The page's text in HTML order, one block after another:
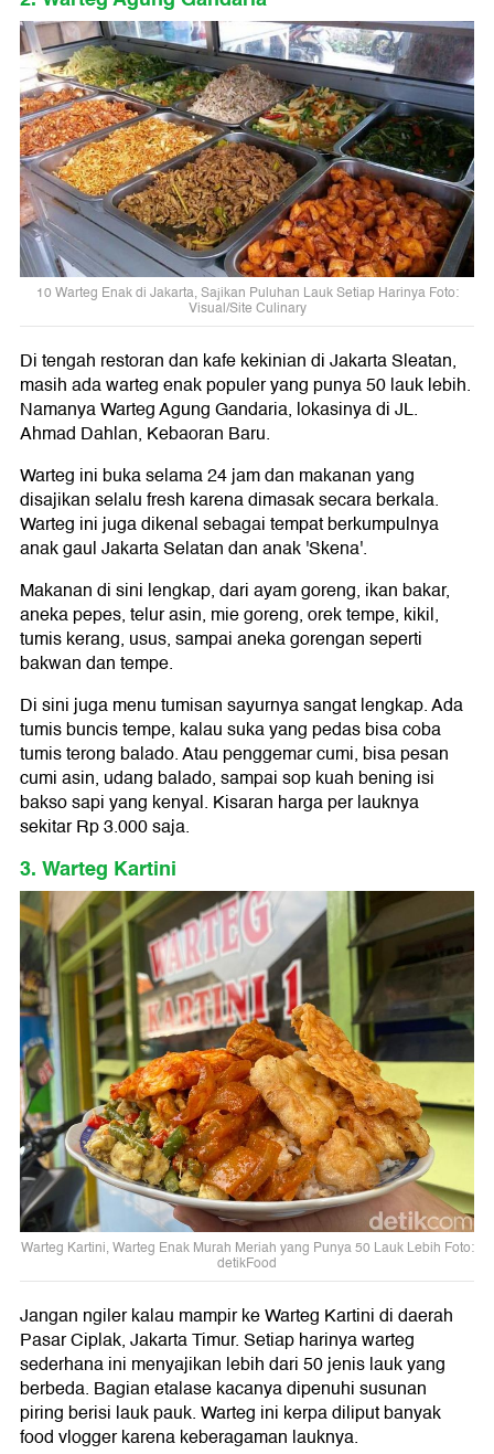
10 Warteg Enak di Jakarta, Sajikan Puluhan Lauk Setiap Harinya Foto:
Visual/Site Culinary
Di tengah restoran dan kafe kekinian di Jakarta Sleatan,
masih ada warteg enak populer yang punya 50 lauk lebih.
Namanya Warteg Agung Gandaria, lokasinya di JL.
Ahmad Dahlan, Kebaoran Baru.
Warteg ini buka selama 24 jam dan makanan yang
disajikan selalu fresh karena dimasak secara berkala.
Warteg ini juga dikenal sebagai tempat berkumpulnya
anak gaul Jakarta Selatan dan anak 'Skena'.
Makanan di sini lengkap, dari ayam goreng, ikan bakar,
aneka pepes, telur asin, mie goreng, orek tempe, kikil,
tumis kerang, usus, sampai aneka gorengan seperti
bakwan dan tempe.
Di sini juga menu tumisan sayurnya sangat lengkap. Ada
tumis buncis tempe, kalau suka yang pedas bisa coba
tumis terong balado. Atau penggemar cumi, bisa pesan
cumi asin, udang balado, sampai sop kuah bening isi
bakso sapi yang kenyal. Kisaran harga per lauknya
sekitar Rp 3.000 saja.
3. Warteg Kartini
Warteg Kartini, Warteg Enak Murah Meriah yang Punya 50 Lauk Lebih Foto:
detikFood
Jangan ngiler kalau mampir ke Warteg Kartini di daerah
Pasar Ciplak, Jakarta Timur. Setiap harinya warteg
sederhana ini menyajikan lebih dari 50 jenis lauk yang
berbeda. Bagian etalase kacanya dipenuhi susunan
piring berisi lauk pauk. Warteg ini kerpa diliput banyak
food vlogger karena keberagaman lauknya.